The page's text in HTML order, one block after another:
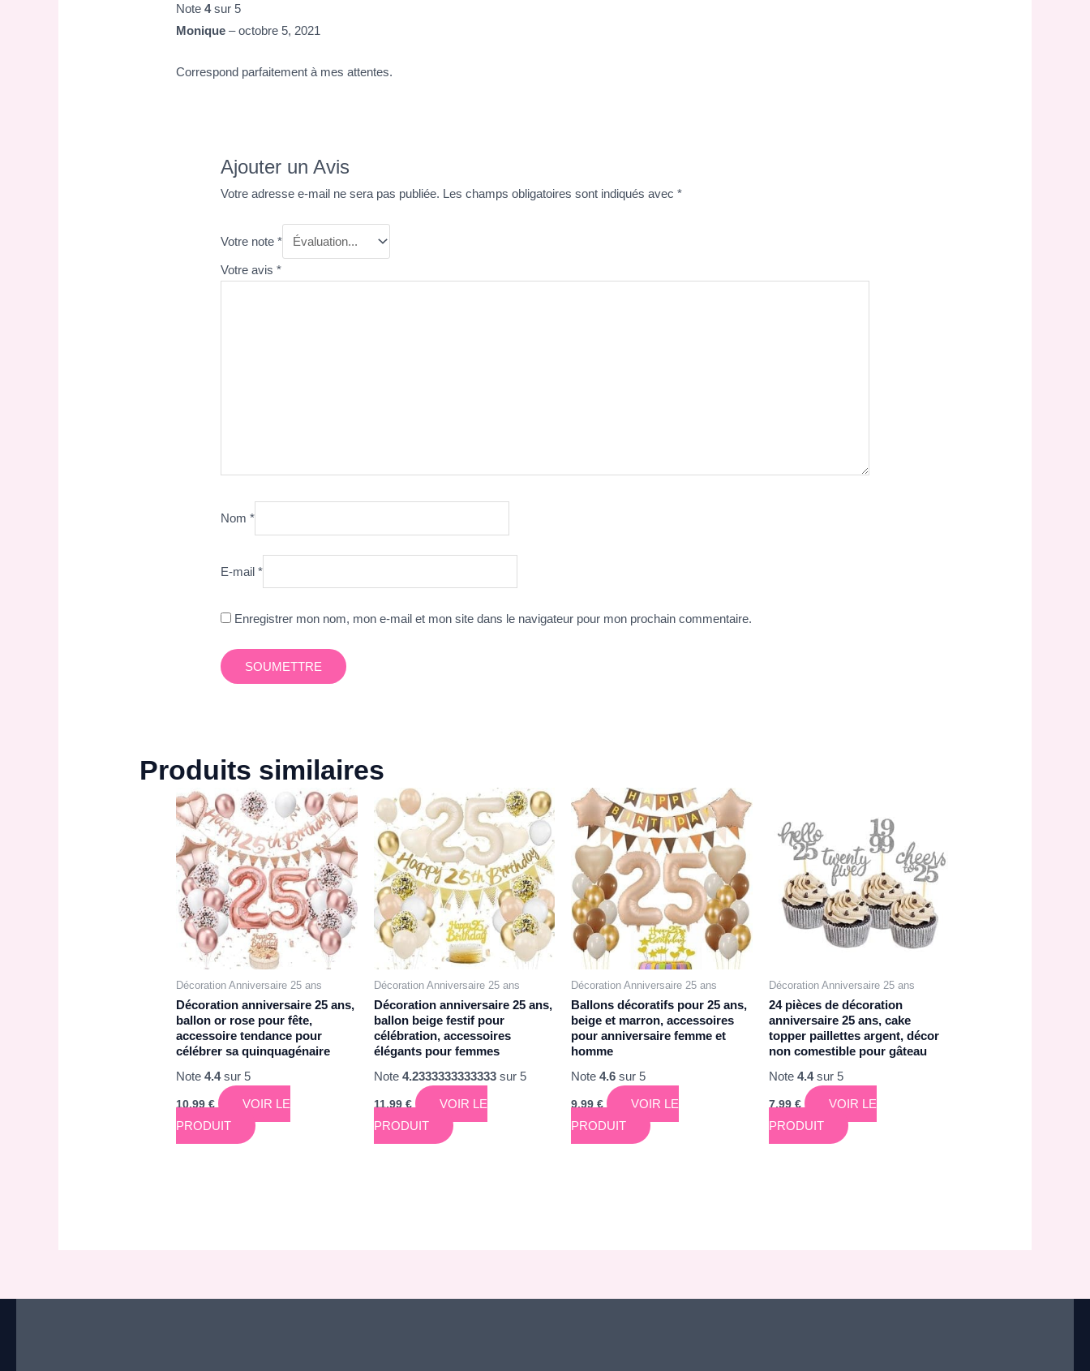
Note4sur 5
Monique– octobre 5, 2021
Correspond parfaitement à mes attentes.
Ajouter un Avis
Votre adresse e-mail ne sera pas publiée. Les champs obligatoires sont indiqués avec*
Votre note*
Votre avis*
Nom*
E-mail*
Enregistrer mon nom, mon e-mail et mon site dans le navigateur pour mon prochain commentaire.
Produits similaires
Décoration Anniversaire 25 ans
Décoration anniversaire 25 ans,
ballon or rose pour fête,
accessoire tendance pour
célébrer sa quinquagénaire
Note4.4sur 5
10,99€
VOIR LE
PRODUIT
Décoration Anniversaire 25 ans
Décoration anniversaire 25 ans,
ballon beige festif pour
célébration, accessoires
élégants pour femmes
Note 4.2333333333333sur 5
11,99€
VOIR LE
PRODUIT
Décoration Anniversaire 25 ans
Ballons décoratifs pour 25 ans,
beige et marron, accessoires
pour anniversaire femme et
homme
Note4.6 sur 5
9,99€
VOIR LE
PRODUIT
Décoration Anniversaire 25 ans
24 pièces de décoration
anniversaire 25 ans, cake
topper paillettes argent, décor
non comestible pour gâteau
Note4.4sur 5
7,99€
VOIR LE
PRODUIT